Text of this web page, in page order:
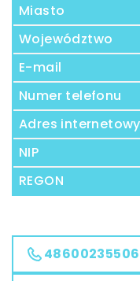
Miasto
Województwo
E-mail
Numer telefonu
Adres internetowy
NIP
REGON
48600235506